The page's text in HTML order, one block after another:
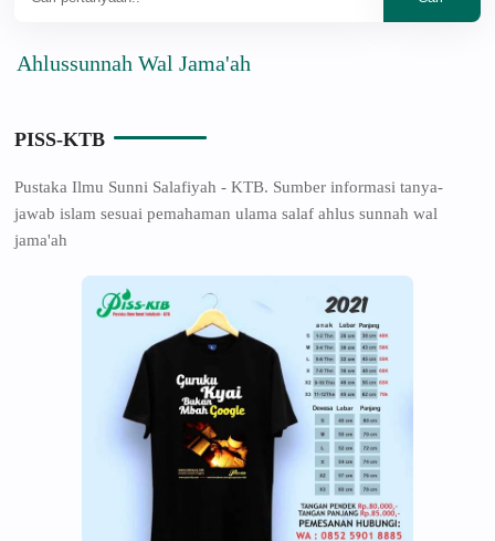
Wal Jama'ah
PISS-KTB
Pustaka Ilmu Sunni Salafiyah - KTB. Sumber informasi tanya-
jawab islam sesuai pemahaman ulama salaf ahlus sunnah wal
jama'ah